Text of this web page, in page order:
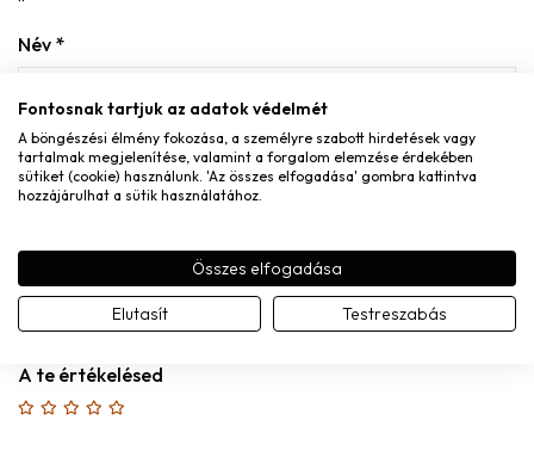
Név *
E-mail*
A nevem, e-mail címem, és weboldalcímem mentése a
böngészőben a következő hozzászólásomhoz.
A te értékelésed
Fontosnak tartjuk az adatok védelmét
A böngészési élmény fokozása, a személyre szabott hirdetések vagy
tartalmak megjelenítése, valamint a forgalom elemzése érdekében
sütiket (cookie) használunk. 'Az összes elfogadása' gombra kattintva
hozzájárulhat a sütik használatához.
Összes elfogadása
Elutasít Testreszabás